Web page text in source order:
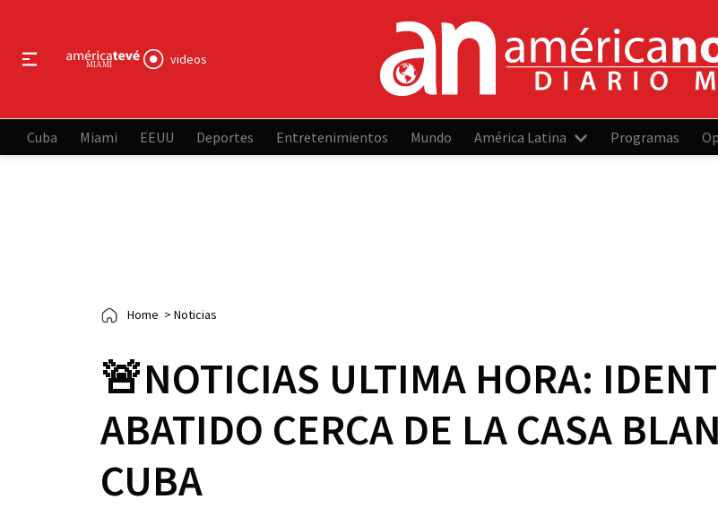
videos
Cuba Miami EEUU Deportes Entretenimientos Mundo América Latina Programas
Home > Noticias
🚨NOTICIAS ULTIMA HORA:
ABATIDO CERCA DE LA CASA
CUBA